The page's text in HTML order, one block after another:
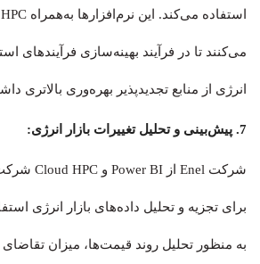
می‌کنند تا در فرآیند بهینه‌سازی فرآیندهای
انرژی از منابع تجدیدپذیر بهره‌وری بالاتری
7. پیش‌بینی و تحلیل تغییرات بازار انرژی:
برای تجزیه و تحلیل داده‌های بازار انرژی
به منظور تحلیل روند قیمت‌ها، میزان تقاضای